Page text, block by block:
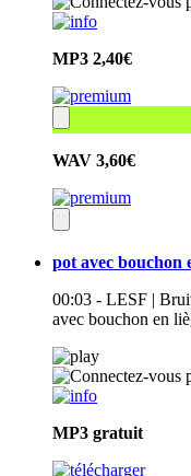
MP3 2,40€
WAV 3,60€
pot avec bouchon
00:03 - LESF |
avec bouchon en
MP3 gratuit